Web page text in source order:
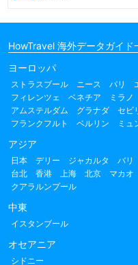
HowTravel 海外データガイド
ヨーロッパ
ストラスブール ニース パリ
フィレンツェ
ベネチア ミラノ
アムステルダム
グラナダ セビ
フランクフルト
ベルリン ミュ
アジア
日本 デリー ジャカルタ バリ
台北
香港 上海 北京 マカオ
クアラルンプール
中東
イスタンブール
オセアニア
シドニー